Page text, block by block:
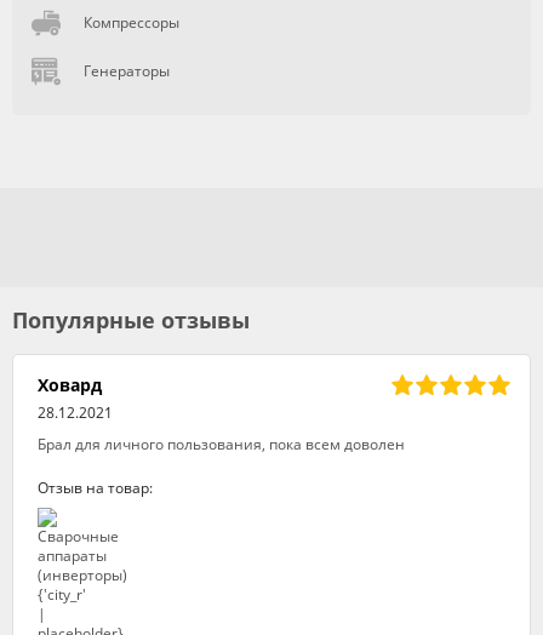
Компрессоры
Генераторы
Популярные отзывы
Ховард
28.12.2021
Брал для личного пользования, пока всем доволен
Отзыв на товар: